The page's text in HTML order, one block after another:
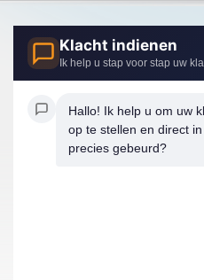
Klacht indienen
Ik help u stap voor stap uw
Hallo! Ik help u om uw
op te stellen en direct
precies gebeurd?